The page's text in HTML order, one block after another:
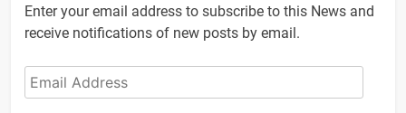
Enter your email address to subscribe to this News and
receive notifications of new posts by email.
Email
Address